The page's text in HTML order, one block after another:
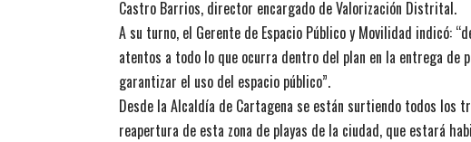
Castro Barrios, director encargado de Valorización Distrital.
A su turno, el Gerente de Espacio Público y Movilidad indicó:
atentos a todo lo que ocurra dentro del plan en la entrega de
garantizar el uso del espacio público”.
Desde la Alcaldía de Cartagena se están surtiendo todos
reapertura de esta zona de playas de la ciudad, que estará